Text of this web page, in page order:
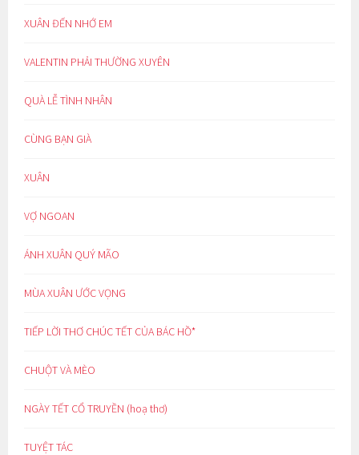
XUÂN ĐẾN NHỚ EM
VALENTIN PHẢI THƯỜNG XUYÊN
QUÀ LỄ TÌNH NHÂN
CÙNG BẠN GIÀ
XUÂN
VỢ NGOAN
ÁNH XUÂN QUÝ MÃO
MÙA XUÂN ƯỚC VỌNG
TIẾP LỜI THƠ CHÚC TẾT CỦA BÁC HỒ*
CHUỘT VÀ MÈO
NGÀY TẾT CỔ TRUYỀN (hoạ thơ)
TUYỆT TÁC